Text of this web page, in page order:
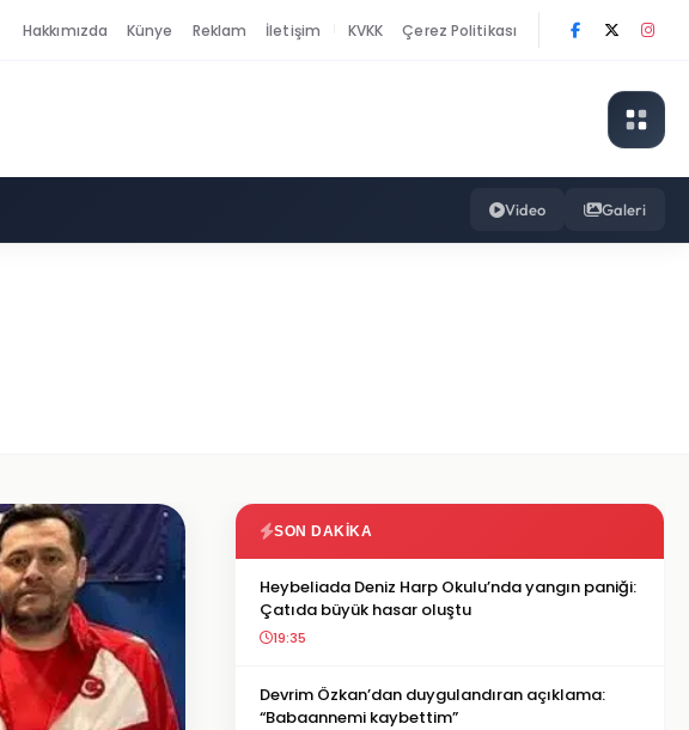
Hakkımızda Künye Reklam İletişim KVKK Çerez Politikası
Video Galeri
SON DAKIKA
Heybeliada Deniz Harp Okulu’nda yangın paniği:
Çatıda büyük hasar oluştu
19:35
Devrim Özkan’dan duygulandıran açıklama:
“Babaannemi kaybettim”